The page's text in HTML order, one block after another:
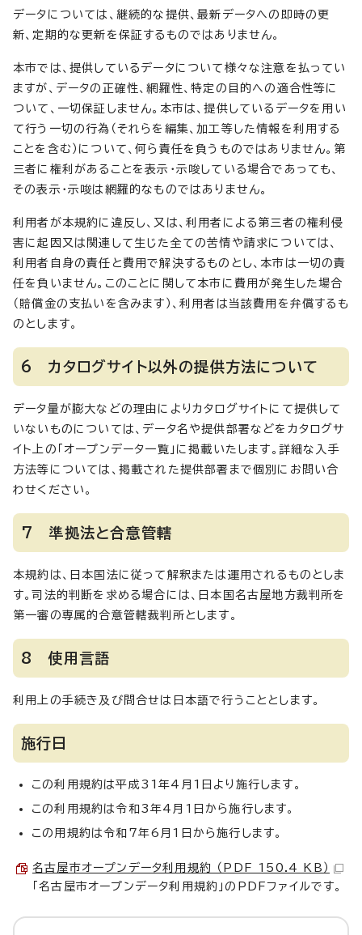
データについては、継続的な提供、最新データへの即時の更
新、定期的な更新を保証するものではありません。
本市では、提供しているデータについて様々な注意を払ってい
ますが、データの正確性、網羅性、特定の目的への適合性等に
ついて、一切保証しません。本市は、提供しているデータを用い
て行う一切の行為（それらを編集、加工等した情報を利用する
ことを含む）について、何ら責任を負うものではありません。第
三者に権利があることを表示・示唆している場合であっても、
その表示・示唆は網羅的なものではありません。
利用者が本規約に違反し、又は、利用者による第三者の権利侵
害に起因又は関連して生じた全ての苦情や請求については、
利用者自身の責任と費用で解決するものとし、本市は一切の責
任を負いません。このことに関して本市に費用が発生した場合
（賠償金の支払いを含みます）、利用者は当該費用を弁償するも
のとします。
6 カタログサイト以外の提供方法について
データ量が膨大などの理由によりカタログサイトにて提供して
いないものについては、データ名や提供部署などをカタログサ
イト上の「オープンデータ一覧」に掲載いたします。詳細な入手
方法等については、掲載された提供部署まで個別にお問い合
わせください。
7 準拠法と合意管轄
本規約は、日本国法に従って解釈または運用されるものとしま
す。司法的判断を求める場合には、日本国名古屋地方裁判所を
第一審の専属的合意管轄裁判所とします。
8 使用言語
利用上の手続き及び問合せは日本語で行うこととします。
施行日
この利用規約は平成31年4月1日より施行します。
この利用規約は令和3年4月1日から施行します。
この用規約は令和7年6月1日から施行します。
名古屋市オープンデータ利用規約 （PDF 150.4 KB）
「名古屋市オープンデータ利用規約」のPDFファイルです。